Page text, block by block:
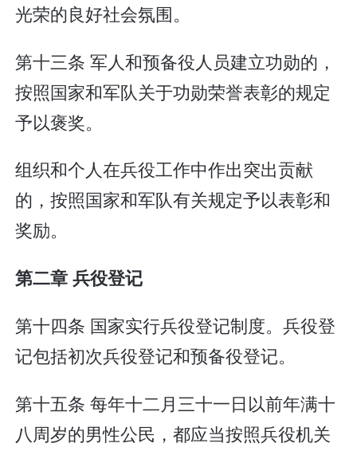
光荣的良好社会氛围。
第十三条 军人和预备役人员建立功勋的，
按照国家和军队关于功勋荣誉表彰的规定
予以褒奖。
组织和个人在兵役工作中作出突出贡献
的，按照国家和军队有关规定予以表彰和
奖励。
第二章 兵役登记
第十四条 国家实行兵役登记制度。兵役登
记包括初次兵役登记和预备役登记。
第十五条 每年十二月三十一日以前年满十
八周岁的男性公民，都应当按照兵役机关